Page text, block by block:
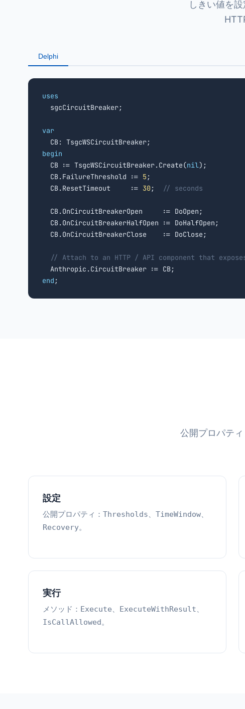
しきい値を
Delphi
uses
sgcCircuitBreaker;
var
begin
CB := TsgcWSCircuitBreaker.Create(nil);
  CB.FailureThreshold :=
5 ;
  CB.ResetTimeout     :=
30 ; // seconds
  CB.OnCircuitBreakerOpen     := DoOpen;
  CB.OnCircuitBreakerHalfOpen := DoHalfOpen;
  CB.OnCircuitBreakerClose    := DoClose;
// Attach to an HTTP / API component that
end ;
公開プロパテ
設定
公開プロパティ： Thresholds、 TimeWindow、
Recovery。
実行
メソッド： Execute、 ExecuteWithResult、
IsCallAllowed。